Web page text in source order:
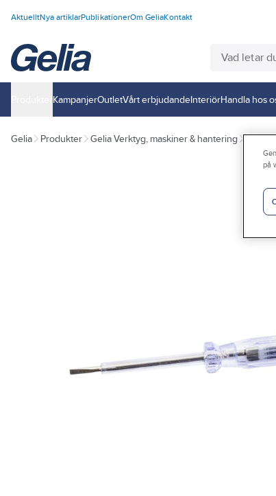
AktuelltNya artiklarPublikationerOm GeliaKontakt
KampanjerOutletVårt erbjudandeInteriörHandla hos
Gelia Produkter Gelia Verktyg, maskiner & hantering
på